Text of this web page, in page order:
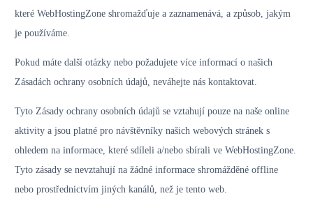
které WebHostingZone shromažďuje a zaznamenává, a způsob, jakým
je používáme.
Pokud máte další otázky nebo požadujete více informací o našich
Zásadách ochrany osobních údajů, neváhejte nás kontaktovat.
Tyto Zásady ochrany osobních údajů se vztahují pouze na naše online
aktivity a jsou platné pro návštěvníky našich webových stránek s
ohledem na informace, které sdíleli a/nebo sbírali ve WebHostingZone.
Tyto zásady se nevztahují na žádné informace shromážděné offline
nebo prostřednictvím jiných kanálů, než je tento web.